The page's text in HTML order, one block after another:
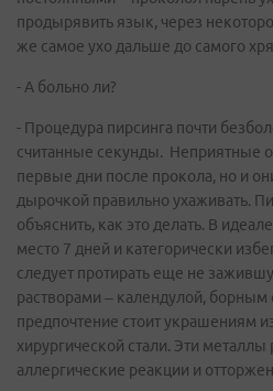
продырявить язык, через
же самое ухо дальше до самого
- А больно ли?
- Процедура пирсинга почти
считанные секунды. Неприятные
первые дни после прокола, но и
дырочкой правильно ухаживать.
объяснить, как это делать. В
место 7 дней и категорически
следует протирать еще не
растворами – календулой, борным
предпочтение стоит украшениям
хирургической стали. Эти
аллергические реакции и